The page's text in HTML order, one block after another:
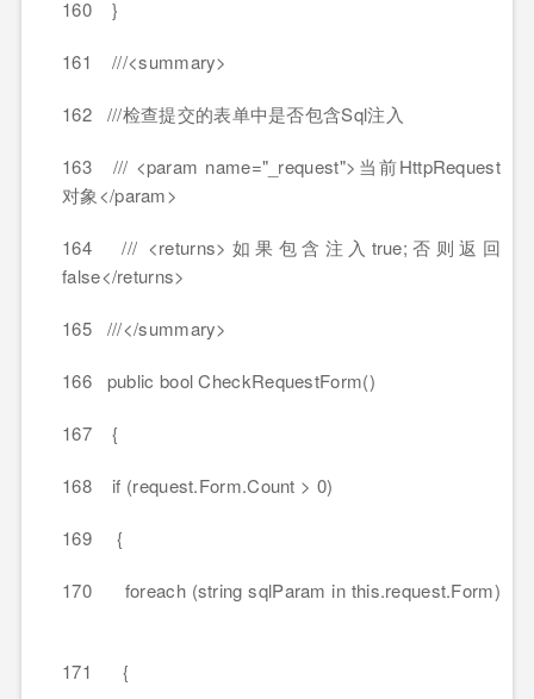
160 }
161 ///<summary>
162 ///检查提交的表单中是否包含Sql注入
163 /// <param name="_request">当前HttpRequest
对象</param>
164 /// <returns>如果包含注入true;否则返回
false</returns>
165 ///</summary>
166 public bool CheckRequestForm()
167 {
168 if (request.Form.Count > 0)
169 {
170 foreach (string sqlParam in this.request.Form)
171 {